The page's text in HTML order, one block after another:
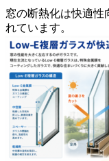
窓の断熱化は快適性
れています。